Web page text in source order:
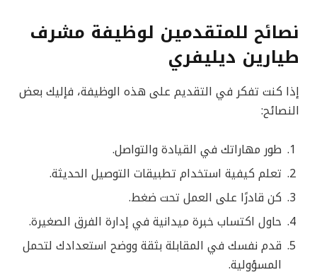
نصائح للمتقدمين لوظيفة مشرف
طيارين ديليفري
إذا كنت تفكر في التقديم على هذه الوظيفة، فإليك بعض
النصائح:
طور مهاراتك في القيادة والتواصل.
تعلم كيفية استخدام تطبيقات التوصيل الحديثة.
كن قادرًا على العمل تحت ضغط.
حاول اكتساب خبرة ميدانية في إدارة الفرق الصغيرة.
قدم نفسك في المقابلة بثقة ووضح استعدادك لتحمل
المسؤولية.